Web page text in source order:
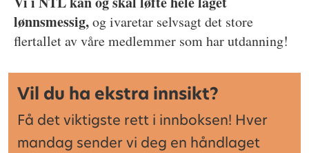
lønnsmessig,og ivaretar selvsagt det store
flertallet av våre medlemmer som har utdanning!
Vil du ha ekstra innsikt?
Få det viktigste rett i innboksen! Hver
mandag sender vi deg en håndlaget